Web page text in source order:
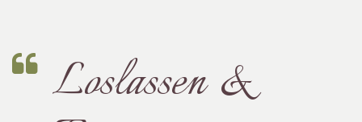
Loslassen &